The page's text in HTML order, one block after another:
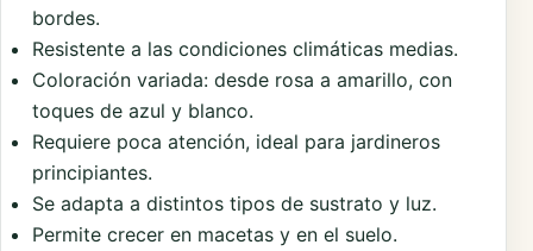
bordes.
Resistente a las condiciones climáticas medias.
Coloración variada: desde rosa a amarillo, con
toques de azul y blanco.
Requiere poca atención, ideal para jardineros
principiantes.
Se adapta a distintos tipos de sustrato y luz.
Permite crecer en macetas y en el suelo.